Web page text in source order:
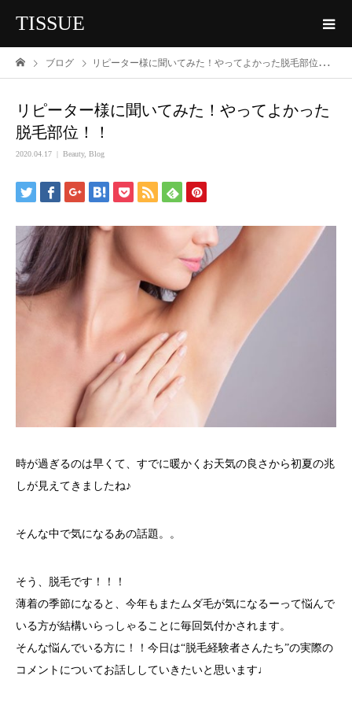
TISSUE
ブログ リピーター様に聞いてみた！やってよかった脱毛部位！！
リピーター様に聞いてみた！やってよかった
脱毛部位！！
2020.04.17 Beauty, Blog
時が過ぎるのは早くて、すでに暖かくお天気の良さから初夏の兆
しが見えてきましたね♪
そんな中で気になるあの話題。。
そう、脱毛です！！！
薄着の季節になると、今年もまたムダ毛が気になるーって悩んで
いる方が結構いらっしゃることに毎回気付かされます。
そんな悩んでいる方に！！今日は“脱毛経験者さんたち”の実際の
コメントについてお話ししていきたいと思います♩